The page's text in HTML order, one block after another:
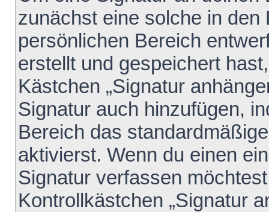
zunächst eine solche in den
persönlichen Bereich
erstellt und gespeichert
Kästchen „Signatur
Signatur auch hinzufügen,
Bereich das
aktivierst. Wenn du einen
Signatur verfassen
Kontrollkästchen „Signatur